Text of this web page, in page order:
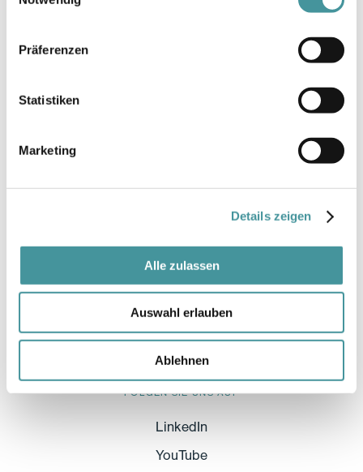
Präferenzen
Statistiken
Marketing
Details zeigen
Alle zulassen
Auswahl erlauben
Ablehnen
Swiss Prime Site AG
Rue du Rhône 54
3ème étage
CH-1204 Genf
FOLGEN SIE UNS AUF
LinkedIn
YouTube